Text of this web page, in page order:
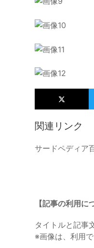
関連リンク
サードペディア
【記事の利用に
タイトルと記事
※画像は、利用